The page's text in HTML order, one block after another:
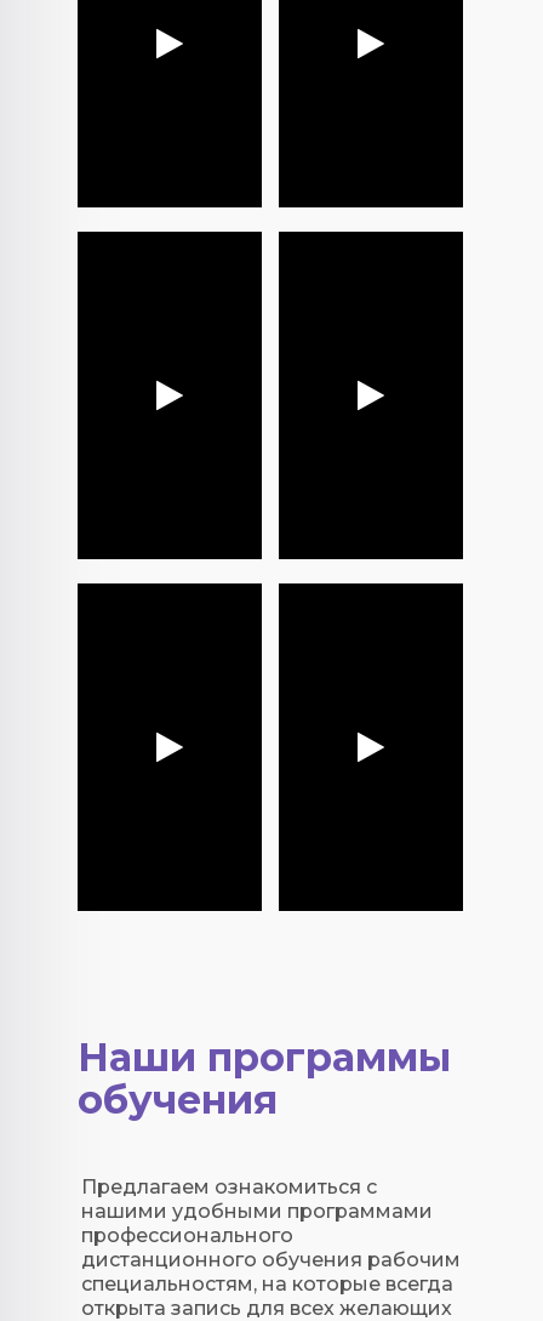
Наши программы
обучения
Предлагаем ознакомиться с
нашими удобными программами
профессионального
дистанционного обучения рабочим
специальностям, на которые всегда
открыта запись для всех желающих